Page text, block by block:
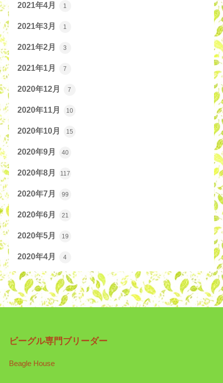
2021年4月 1
2021年3月 1
2021年2月 3
2021年1月 7
2020年12月 7
2020年11月 10
2020年10月 15
2020年9月 40
2020年8月 117
2020年7月 99
2020年6月 21
2020年5月 19
2020年4月 4
ビーグル専門ブリーダー
Beagle House